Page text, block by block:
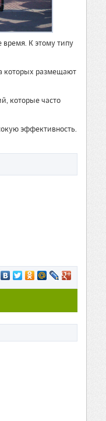
К этому типу
которых размещают
которые часто
эффективность.